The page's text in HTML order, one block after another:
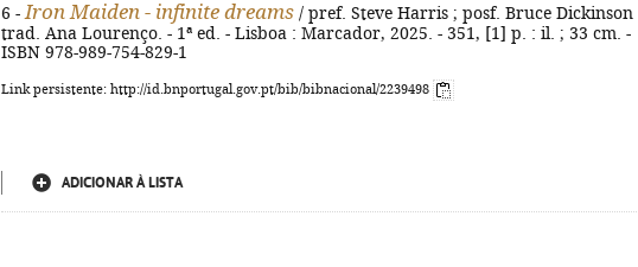
6 - Iron Maiden - infinite dreams / pref. Steve Harris ; posf. Bruce Dickinson
trad. Ana Lourenço. - 1ª ed. - Lisboa : Marcador, 2025. - 351, [1] p. : il. ; 33 cm. -
ISBN 978-989-754-829-1
Link persistente: http://id.bnportugal.gov.pt/bib/bibnacional/2239498
ADICIONAR À LISTA